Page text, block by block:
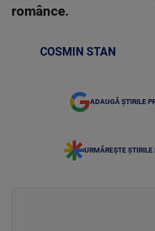
românce.
COSMIN STAN
ADAUGĂ ȘTIRILE
URMĂREȘTE ȘTIRILE